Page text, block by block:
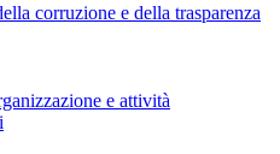
corruzione e della trasparenza
e attività